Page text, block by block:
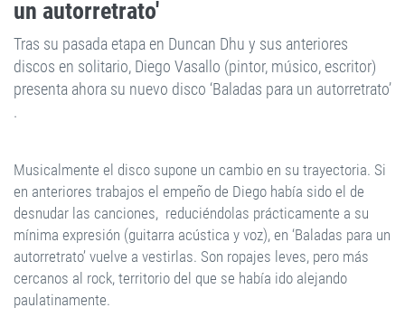
un autorretrato'
Tras su pasada etapa en Duncan Dhu y sus anteriores
discos en solitario, Diego Vasallo (pintor, músico, escritor)
presenta ahora su nuevo disco ‘Baladas para un autorretrato’
.
Musicalmente el disco supone un cambio en su trayectoria. Si
en anteriores trabajos el empeño de Diego había sido el de
desnudar las canciones, reduciéndolas prácticamente a su
mínima expresión (guitarra acústica y voz), en ‘Baladas para un
autorretrato’ vuelve a vestirlas. Son ropajes leves, pero más
cercanos al rock, territorio del que se había ido alejando
paulatinamente.